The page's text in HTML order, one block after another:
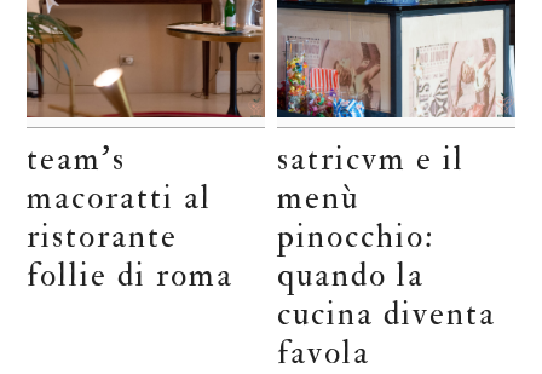
team’s
macoratti al
ristorante
follie di roma
satricvm e il
menù
pinocchio:
quando la
cucina diventa
favola